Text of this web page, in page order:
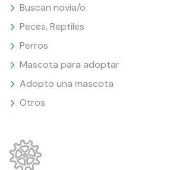
Buscan novia/o
Peces, Reptiles
Perros
Mascota para adoptar
Adopto una mascota
Otros